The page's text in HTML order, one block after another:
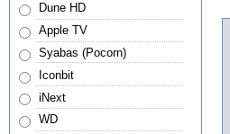
Dune HD
Apple TV
Syabas (Pocorn)
Iconbit
iNext
WD